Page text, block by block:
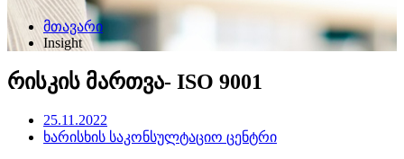
მთავარი
Insight
რისკის მართვა- ISO 9001
25.11.2022
ხარისხის საკონსულტაციო ცენტრი